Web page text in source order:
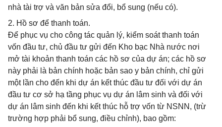
nhà tài trợ và văn bản sửa đổi, bổ sung (nếu có).
2. Hồ sơ để thanh toán.
Để phục vụ cho công tác quản lý, kiểm soát thanh toán
vốn đầu tư, chủ đầu tư gửi đến Kho bạc Nhà nước nơi
mở tài khoản thanh toán các hồ sơ của dự án; các hồ sơ
này phải là bản chính hoặc bản sao y bản chính, chỉ gửi
một lần cho đến khi dự án kết thúc đầu tư đối với dự án
đầu tư cơ sở hạ tầng phục vụ dự án lâm sinh và đối với
dự án lâm sinh đến khi kết thúc hỗ trợ vốn từ NSNN, (trừ
trường hợp phải bổ sung, điều chỉnh), bao gồm: